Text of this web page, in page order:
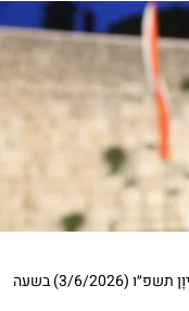
טקס השבעה לבא"ח כפיר ביום יום רביעי י״ח בְּסִיוָן תשפ״ו (3/6/2026) בשעה